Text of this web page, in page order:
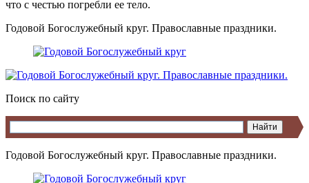
что с честью погребли ее тело.
Годовой Богослужебный круг. Православные праздники.
Поиск по сайту
Годовой Богослужебный круг. Православные праздники.